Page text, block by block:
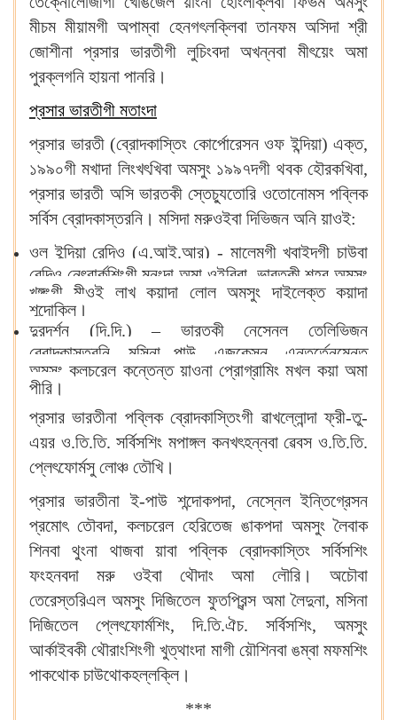
মীচম মীয়ামগী অপাম্বা হেনগৎলক্লিবা তানফম অসিদা শ্রী
জোশীনা প্রসার ভারতীগী লুচিংবদা অখন্নবা মীৎয়েং অমা
পুরক্লগনি হায়না পানরি।
প্রসার ভারতীগী মতাংদা
প্রসার ভারতী (ব্রোদকাস্তিং কোর্পোরেসন ওফ ইন্দিয়া) এক্ত,
১৯৯০গী মখাদা লিংখৎখিবা অমসুং ১৯৯৭দগী থবক হৌরকখিবা,
প্রসার ভারতী অসি ভারতকী স্তেচ্যুতোরি ওতোনোমস পব্লিক
সর্বিস ব্রোদকাস্তরনি। মসিদা মরুওইবা দিভিজন অনি য়াওই:
ওল ইন্দিয়া রেদিও (এ.আই.আর) - মালেমগী খ্বাইদগী চাউবা
রেদিও নেৎৱার্কশিংগী মনুংদা অমা ওইরিবা, ভারতকী শহর অমসুং
খুঙ্গংগী মীওই লাখ কয়াদা লোল অমসুং দাইলেক্ত কয়াদা
শন্দোক্লি।
দুরদর্শন (দি.দি.) – ভারতকী নেস্নেল তেলিভিজন
ব্রোদকাস্তরনি, মসিনা পাউ, এজুকেসন, এন্তর্তেনমেন্ত
অমসুং কলচরেল কন্তেন্ত য়াওনা প্রোগ্রামিং মখল কয়া অমা
পীরি।
প্রসার ভারতীনা পব্লিক ব্রোদকাস্তিংগী ৱাখল্লোন্দা ফ্রী-তু-
এয়র ও.তি.তি. সর্বিসশিং মপাঙ্গল কনখৎহন্নবা ৱেবস ও.তি.তি.
প্লেৎফোর্মসু লোঞ্চ তৌখি।
প্রসার ভারতীনা ই-পাউ শন্দোকপদা, নেস্নেল ইন্তিগ্রেসন
প্রমোৎ তৌবদা, কলচরেল হেরিতেজ ঙাকপদা অমসুং লৈবাক
শিনবা থুংনা থাজবা য়াবা পব্লিক ব্রোদকাস্তিং সর্বিসশিং
ফংহনবদা মরু ওইবা থৌদাং অমা লৌরি। অচৌবা
তেরেস্তরিএল অমসুং দিজিতেল ফুতপ্রিন্স অমা লৈদুনা, মসিনা
দিজিতেল প্লেৎফোর্মশিং, দি.তি.ঐচ. সর্বিসশিং, অমসুং
আর্কাইবকী থৌরাংশিংগী খুত্থাংদা মাগী য়ৌশিনবা ঙম্বা মফমশিং
পাকথোক চাউথোকহল্লক্লি।
***